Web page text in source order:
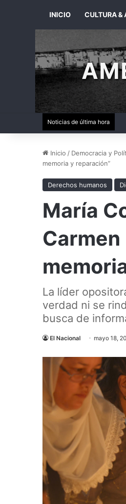
INICIO CULTURA &
Noticias de última hora
Inicio / Democracia y
memoria y reparación”
Derechos humanos
María
La líder
verdad ni se
busca de
El Nacional mayo 18,